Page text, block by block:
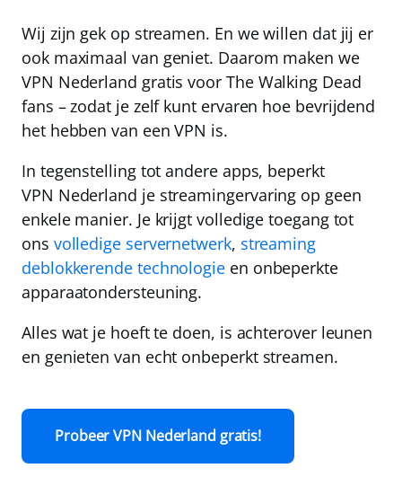
Wij zijn gek op streamen. En we willen dat jij er
ook maximaal van geniet. Daarom maken we
VPN Nederland gratis voor The Walking Dead
fans – zodat je zelf kunt ervaren hoe bevrijdend
het hebben van een VPN is.
In tegenstelling tot andere apps, beperkt
VPN Nederland je streamingervaring op geen
enkele manier. Je krijgt volledige toegang tot
ons volledige servernetwerk, streaming
deblokkerende technologie en onbeperkte
apparaatondersteuning.
Alles wat je hoeft te doen, is achterover leunen
en genieten van echt onbeperkt streamen.
Probeer VPN Nederland gratis!